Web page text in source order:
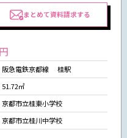
まとめて資料請求する
阪急電鉄京都線 桂駅
51.72㎡
京都市立桂東小学校
京都市立桂川中学校